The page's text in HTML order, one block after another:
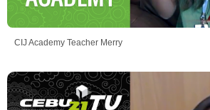
CIJ Academy Teacher Merry